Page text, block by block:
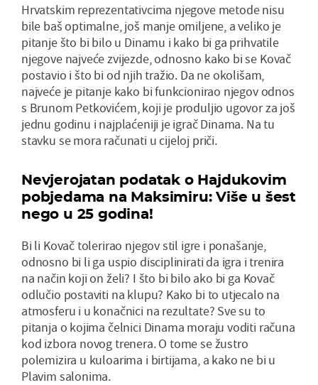
Hrvatskim reprezentativcima njegove metode nisu
bile baš optimalne, još manje omiljene, a veliko je
pitanje što bi bilo u Dinamu i kako bi ga prihvatile
njegove najveće zvijezde, odnosno kako bi se Kovač
postavio i što bi od njih tražio. Da ne okolišam,
najveće je pitanje kako bi funkcionirao njegov odnos
s Brunom Petkovićem, koji je produljio ugovor za još
jednu godinu i najplaćeniji je igrač Dinama. Na tu
stavku se mora računati u cijeloj priči.
Nevjerojatan podatak o Hajdukovim
pobjedama na Maksimiru: Više u šest
nego u 25 godina!
Bi li Kovač tolerirao njegov stil igre i ponašanje,
odnosno bi li ga uspio disciplinirati da igra i trenira
na način koji on želi? I što bi bilo ako bi ga Kovač
odlučio postaviti na klupu? Kako bi to utjecalo na
atmosferu i u konačnici na rezultate? Sve su to
pitanja o kojima čelnici Dinama moraju voditi računa
kod izbora novog trenera. O tome se žustro
polemizira u kuloarima i birtijama, a kako ne bi u
Plavim salonima.